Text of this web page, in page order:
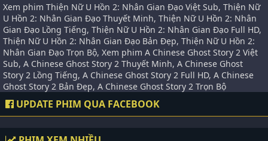
Xem phim Thiện Nữ U Hồn 2: Nhân Gian Đạo Việt Sub, Thiện Nữ
U Hồn 2: Nhân Gian Đạo Thuyết Minh, Thiện Nữ U Hồn 2: Nhân
Gian Đạo Lồng Tiếng, Thiện Nữ U Hồn 2: Nhân Gian Đạo Full HD,
Thiện Nữ U Hồn 2: Nhân Gian Đạo Bản Đẹp, Thiện Nữ U Hồn 2:
Nhân Gian Đạo Trọn Bộ, Xem phim A Chinese Ghost Story 2 Việt
Sub, A Chinese Ghost Story 2 Thuyết Minh, A Chinese Ghost
Story 2 Lồng Tiếng, A Chinese Ghost Story 2 Full HD, A Chinese
Ghost Story 2 Bản Đẹp, A Chinese Ghost Story 2 Trọn Bộ
UPDATE PHIM QUA FACEBOOK